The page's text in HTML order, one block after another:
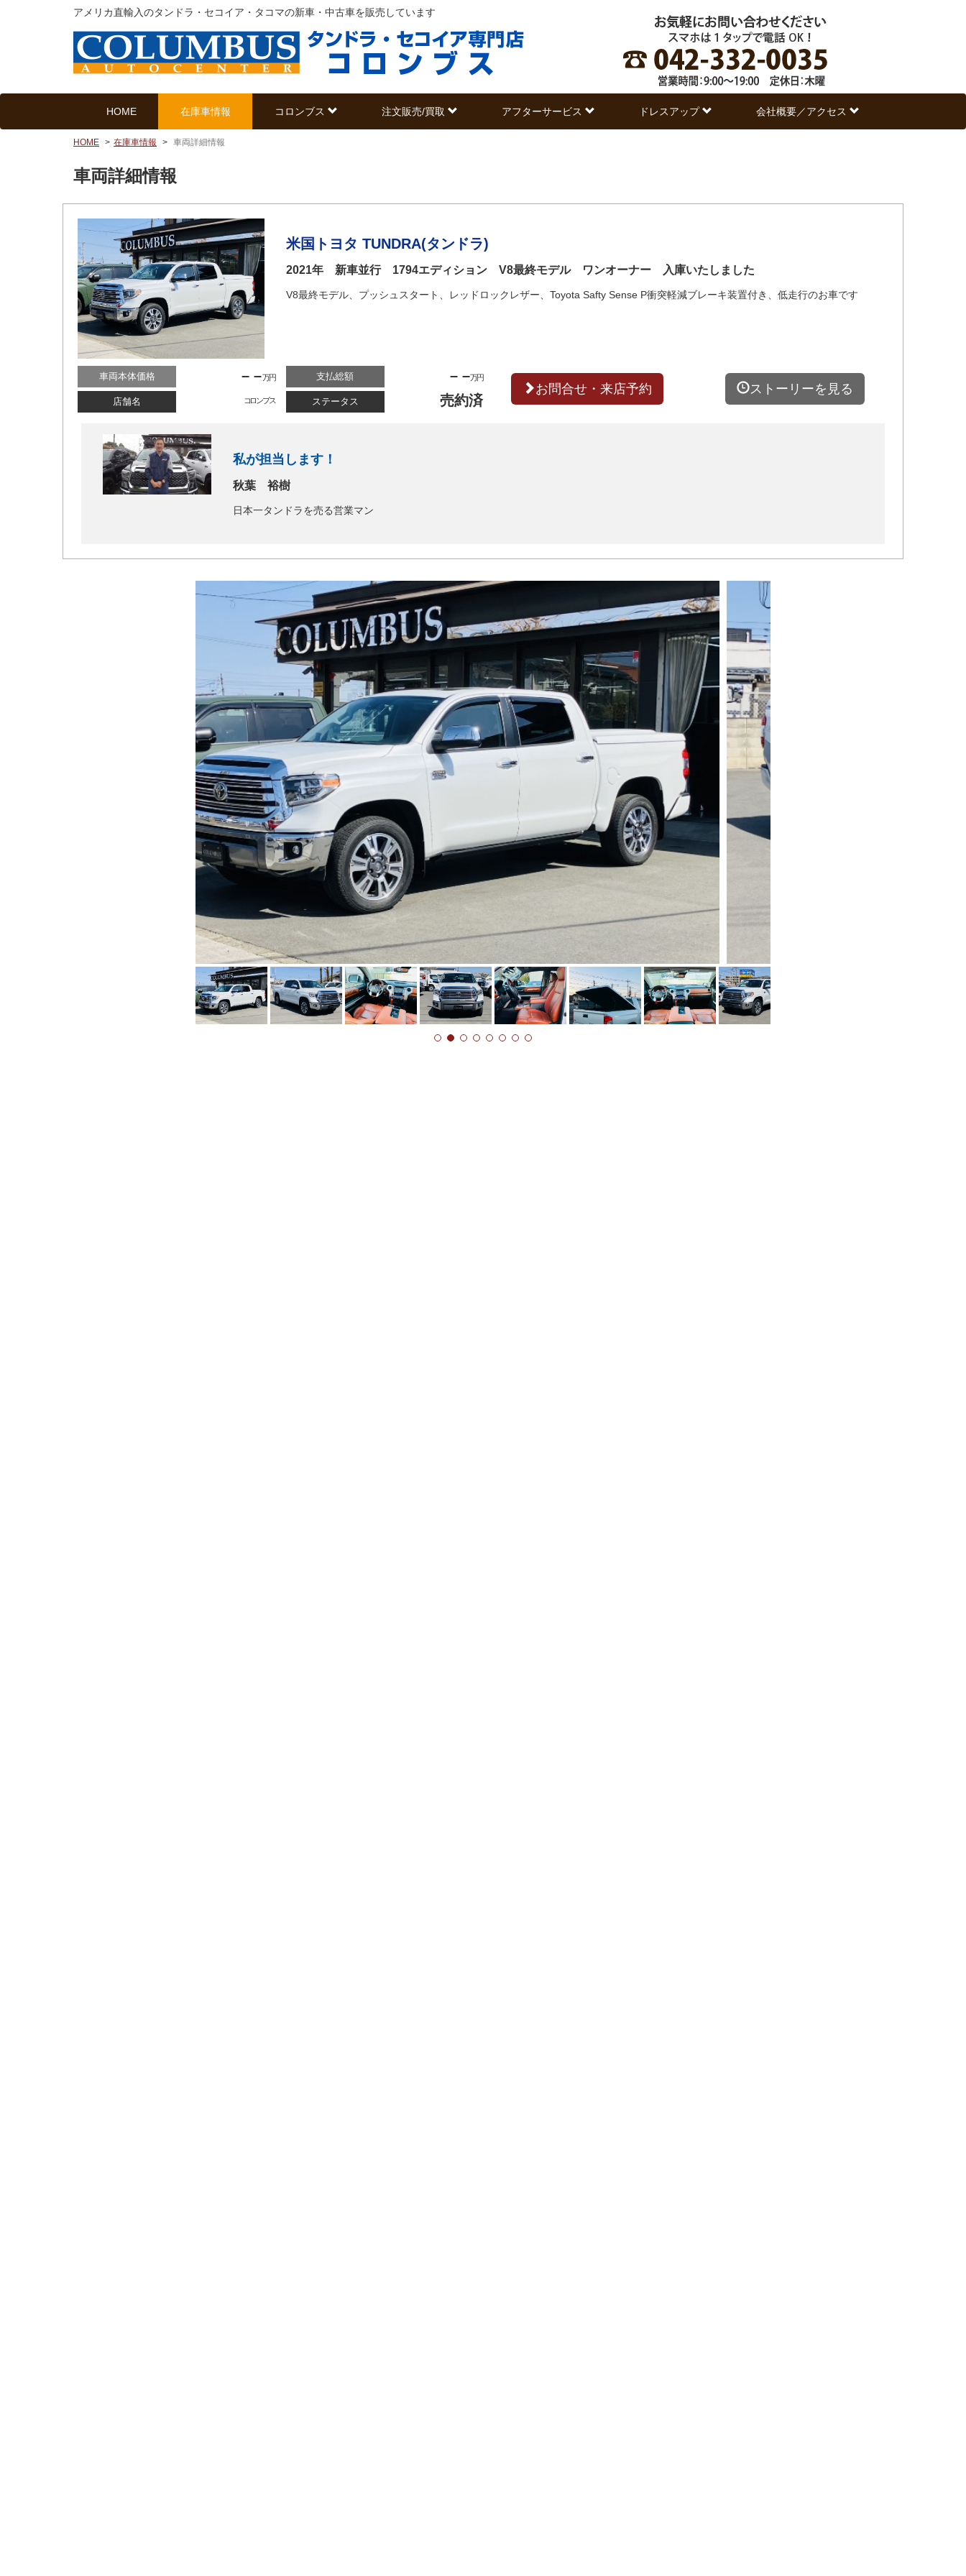
アメリカ直輸入のタンドラ・セコイア・タコマの新車・中古車を販売しています
HOME 在庫車情報 コロンブス 注文販売/買取 アフターサービス ドレスアップ 会社概要／アクセス
HOME 在庫車情報 車両詳細情報
車両詳細情報
米国トヨタ TUNDRA(タンドラ)
2021年 新車並行 1794エディション V8最終モデル ワンオーナー 入庫いたしました
V8最終モデル、プッシュスタート、レッドロックレザー、Toyota Safty Sense P衝突軽減ブレーキ装置付き、低走行のお車です
車両本体価格 – –万円
店舗名 コロンブス
支払総額 – –万円
ステータス 売約済
お問合せ・来店予約 ストーリーを見る
私が担当します！
秋葉 裕樹
日本一タンドラを売る営業マン